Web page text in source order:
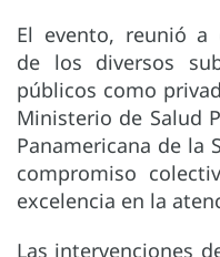
El evento, reunió a
de los diversos
públicos como
Ministerio de Salud
Panamericana de la
compromiso
excelencia en la
Las intervenciones